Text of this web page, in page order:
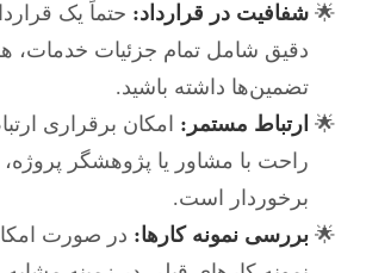
شفافیت در قرارداد: حتماً یک
دقیق شامل تمام جزئیات خدمات،
تضمین‌ها داشته باشید.
ارتباط مستمر: امکان برقراری
راحت با مشاور یا پژوهشگر پروژه،
برخوردار است.
بررسی نمونه کارها: در صورت